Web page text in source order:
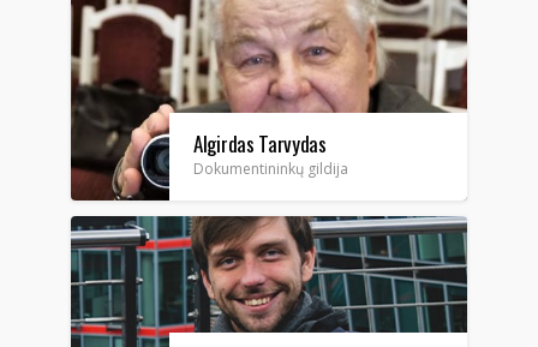
Algirdas Tarvydas
Dokumentininkų gildija